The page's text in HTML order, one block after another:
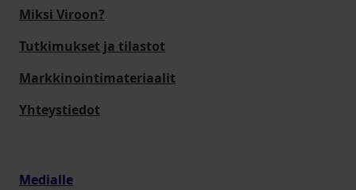
Miksi Viroon?
Tutkimukset ja tilastot
Markkinointimateriaalit
Yhteystiedot
Medialle